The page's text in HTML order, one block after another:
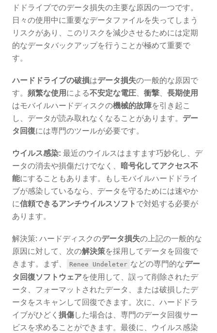
ドドライブでのデータ損失の主要な原因の一つです。
日々の使用中に重要なデータファイルを失ってしまう
リスクがあり、このリスクを減少させるためには定期
的なデータバックアップを行うことが極めて重要で
す。
ハードドライブの破損はデータ損失の一般的な原因で
す。 頻繁な使用 による不安定な電圧 衝撃
長期使用
はモバイルハードディスクの機械的故障を引き起こ
し、データが読み取れなくなることがあります。 デー
タ回復には専門のツールが必要です。
ウイルス感染: 最近のウイルスはますます巧妙化し、デ
ータの消去や損傷だけでなく、
暗号化してアクセス不
能にすることもあります。もしモバイルハードドライ
ブが感染しているなら、データを守るためには速やか
に信頼できるアンチウイルスソフト で対処する必要が
あります。
解決策: ハードディスクのデータ損失の上記の一般的な
原因に対して、次の解決策を採用してデータを回復で
きます。まず、
Renee Undeleter などの専門的なデー
タ回復ソフトウェアを使用して、誤って削除されたデ
ータ、フォーマットされたデータ、または破損したデ
ータをスキャンして回復できます。次に、ハードドラ
イブがひどく 損傷した場合は、専門のデータ回復サー
ビスを求めることができます。最後に、ウイルス感染